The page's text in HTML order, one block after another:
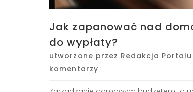
Jak zapanować nad
do wypłaty?
utworzone przez Redakcja
komentarzy